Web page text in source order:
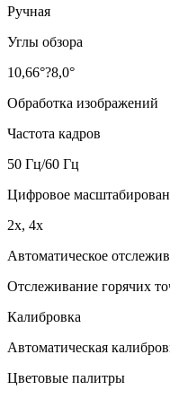
Ручная
Углы обзора
10,66°?8,0°
Обработка изображений
Частота кадров
50 Гц/60 Гц
Цифровое
2х, 4х
Автоматическое
Отслеживание горячих
Калибровка
Автоматическая
Цветовые палитры